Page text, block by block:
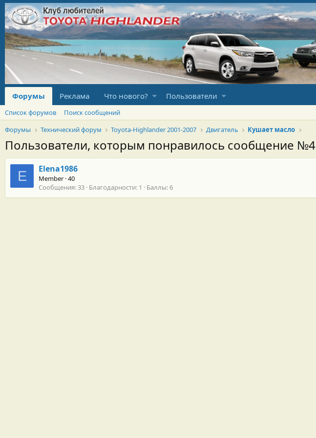
Форумы Реклама Что нового? Пользователи
Список форумов
Поиск сообщений
Форумы
Технический форум Toyota-Highlander 2001-2007 Двигатель Кушает масло
Пользователи, которым понравилось сообщение №4
E Elena1986
Member ·40
Сообщения 33 Благодарности 1 Баллы 6